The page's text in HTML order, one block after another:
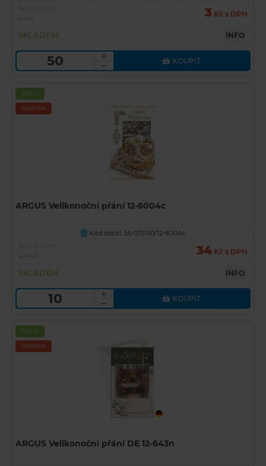
3 Kč s DPH
SKLADEM INFO
KOUPIT
Akční
Novinka
ARGUS Velikonoční přání 12-6004c
U
Kód zboží: 55-071/00/12-6004c
34 Kč s DPH
SKLADEM INFO
KOUPIT
Akční
Novinka
ARGUS Velikonoční přání DE 12-643n